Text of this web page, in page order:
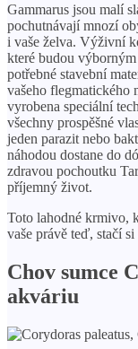
Gammarus jsou malí
pochutnávají mnozí
i vaše želva. Výživní
které budou
potřebné stavební
vašeho flegmatického
vyrobena speciální
všechny prospěšné
jeden parazit nebo
náhodou dostane do
zdravou pochoutku
příjemný život.
Toto lahodné krmivo,
vaše právě teď, stačí
Chov sumce
akváriu